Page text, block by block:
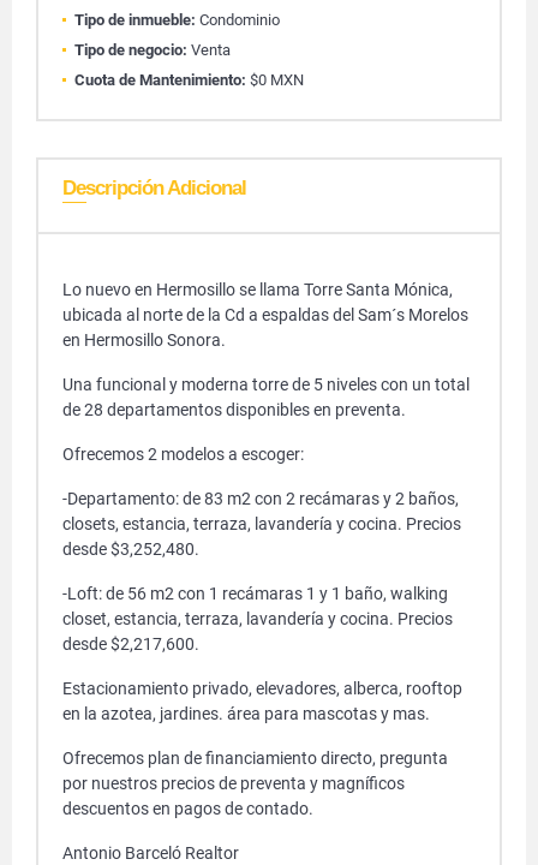
Tipo de inmueble: Condominio
Tipo de negocio: Venta
Cuota de Mantenimiento: $0 MXN
Descripción Adicional
Lo nuevo en Hermosillo se llama Torre Santa Mónica,
ubicada al norte de la Cd a espaldas del Sam´s Morelos
en Hermosillo Sonora.
Una funcional y moderna torre de 5 niveles con un total
de 28 departamentos disponibles en preventa.
Ofrecemos 2 modelos a escoger:
-Departamento: de 83 m2 con 2 recámaras y 2 baños,
closets, estancia, terraza, lavandería y cocina. Precios
desde $3,252,480.
-Loft: de 56 m2 con 1 recámaras 1 y 1 baño, walking
closet, estancia, terraza, lavandería y cocina. Precios
desde $2,217,600.
Estacionamiento privado, elevadores, alberca, rooftop
en la azotea, jardines. área para mascotas y mas.
Ofrecemos plan de financiamiento directo, pregunta
por nuestros precios de preventa y magníficos
descuentos en pagos de contado.
Antonio Barceló Realtor